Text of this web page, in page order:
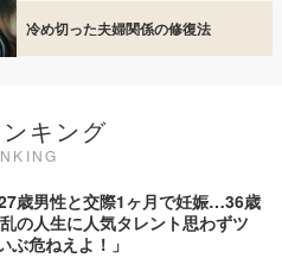
冷め切った夫婦関係の修復法
キング
歳男性と交際1ヶ月で妊娠…36歳
の人生に人気タレント思わずツ
ぶ危ねえよ！」